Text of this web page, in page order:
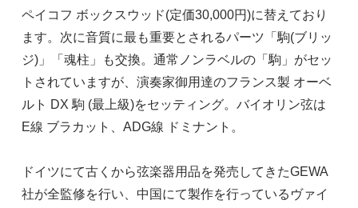
ペイコフ ボックスウッド(定価30,000円)に替えており
ます。次に音質に最も重要とされるパーツ「駒(ブリッ
ジ)」「魂柱」も交換。通常ノンラベルの「駒」がセッ
トされていますが、演奏家御用達のフランス製 オーベ
ルト DX 駒 (最上級)をセッティング。バイオリン弦は
E線 ブラカット、ADG線 ドミナント。
ドイツにて古くから弦楽器用品を発売してきたGEWA
社が全監修を行い、中国にて製作を行っているヴァイ